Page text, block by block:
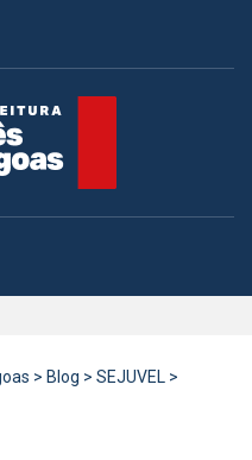
> Blog > SEJUVEL >